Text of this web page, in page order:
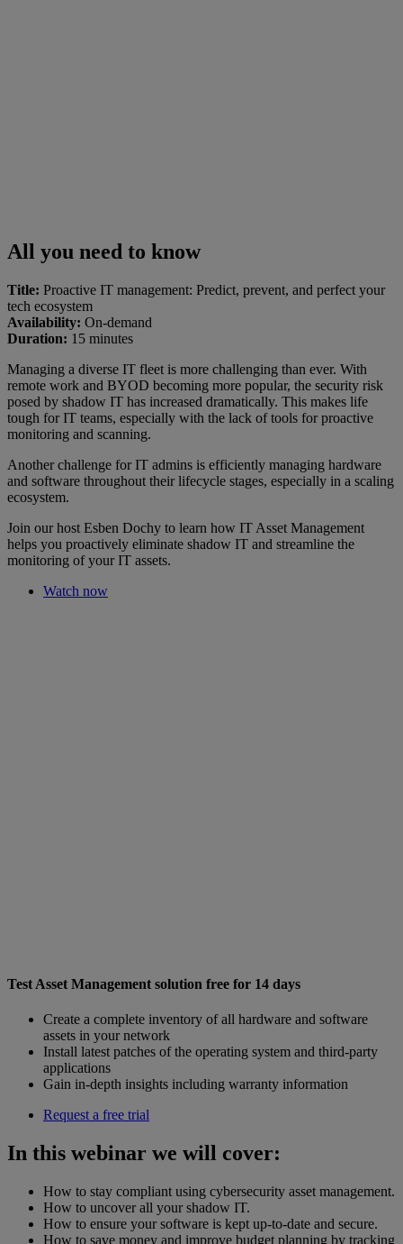
All you need to know
Title: Proactive IT management: Predict, prevent, and perfect your
tech ecosystem
Availability: On-demand
Duration: 15 minutes
Managing a diverse IT fleet is more challenging than ever. With
remote work and BYOD becoming more popular, the security risk
posed by shadow IT has increased dramatically. This makes life
tough for IT teams, especially with the lack of tools for proactive
monitoring and scanning.
Another challenge for IT admins is efficiently managing hardware
and software throughout their lifecycle stages, especially in a scaling
ecosystem.
Join our host Esben Dochy to learn how IT Asset Management
helps you proactively eliminate shadow IT and streamline the
monitoring of your IT assets.
Watch now
Test Asset Management solution free for 14 days
Create a complete inventory of all hardware and software
assets in your network
Install latest patches of the operating system and third-party
applications
Gain in-depth insights including warranty information
Request a free trial
In this webinar we will cover:
How to stay compliant using cybersecurity asset management.
How to uncover all your shadow IT.
How to ensure your software is kept up-to-date and secure.
How to save money and improve budget planning by tracking